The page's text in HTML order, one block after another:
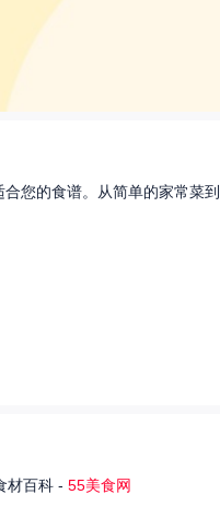
您的食谱。从简单的家常菜
材百科 - 55美食网